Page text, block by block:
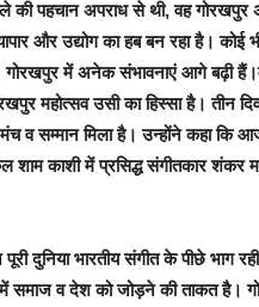
की पहचान अपराध से थी, वह गोरखपुर
और उद्योग का हब बन रहा है।
में अनेक संभावनाएं आगे बढ़ी हैं।
महोत्सव उसी का हिस्सा है। तीन
मंच व सम्मान मिला है। उन्होंने कहा
काशी में प्रसिद्ध संगीतकार शंकर
दुनिया भारतीय संगीत के पीछे भाग
समाज व देश को जोड़ने की ताकत है।